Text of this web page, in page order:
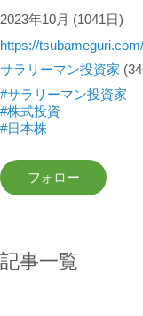
2023年10月 (1041日)
https://tsubameguri.com/
サラリーマン投資家
#サラリーマン投資家
#株式投資
#日本株
記事一覧